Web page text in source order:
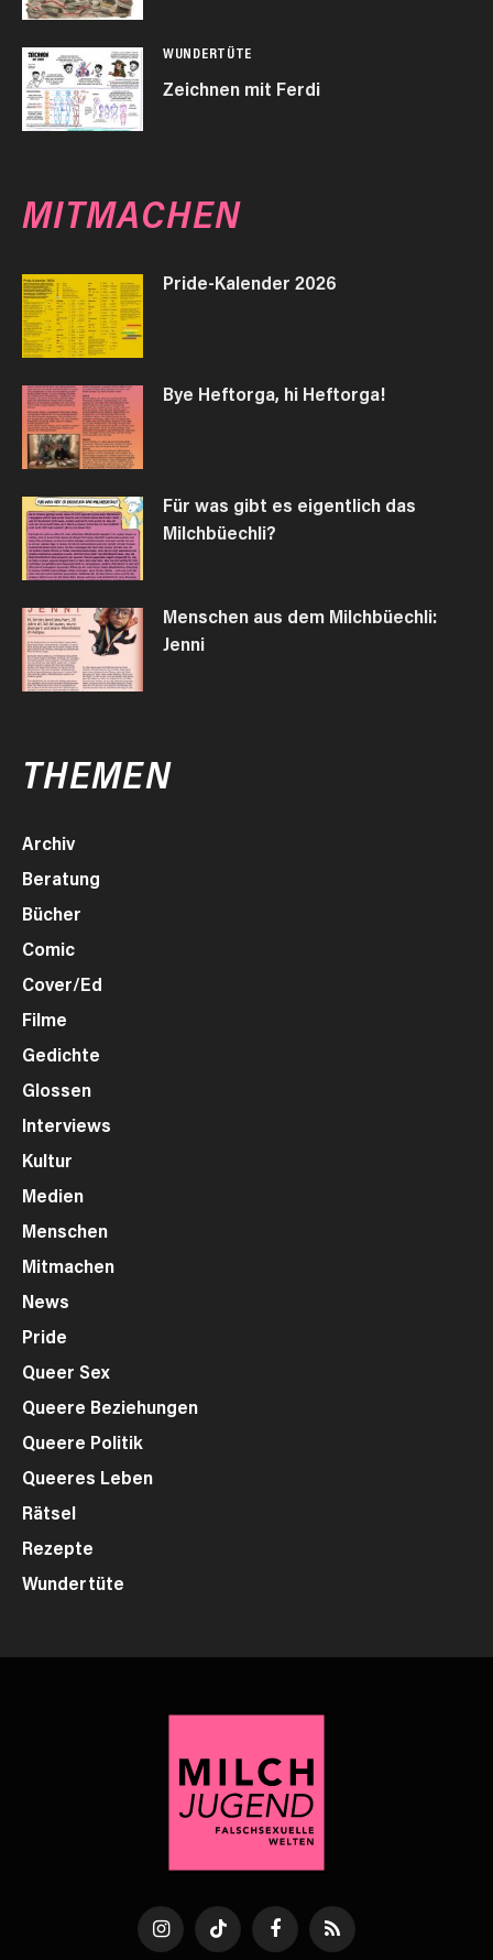
WUNDERTÜTE
Zeichnen mit Ferdi
MITMACHEN
Pride-Kalender 2026
Bye Heftorga, hi Heftorga!
Für was gibt es eigentlich das
Milchbüechli?
Menschen aus dem Milchbüechli:
Jenni
THEMEN
Archiv
Beratung
Bücher
Comic
Cover/Ed
Filme
Gedichte
Glossen
Interviews
Kultur
Medien
Menschen
Mitmachen
News
Pride
Queer Sex
Queere Beziehungen
Queere Politik
Queeres Leben
Rätsel
Rezepte
Wundertüte
InstagramTikTok FacebookRSS